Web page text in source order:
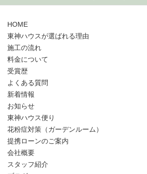
HOME
東神ハウスが選ばれる理由
施工の流れ
料金について
受賞歴
よくある質問
新着情報
お知らせ
東神ハウス便り
花粉症対策（ガーデンルーム）
提携ローンのご案内
会社概要
スタッフ紹介